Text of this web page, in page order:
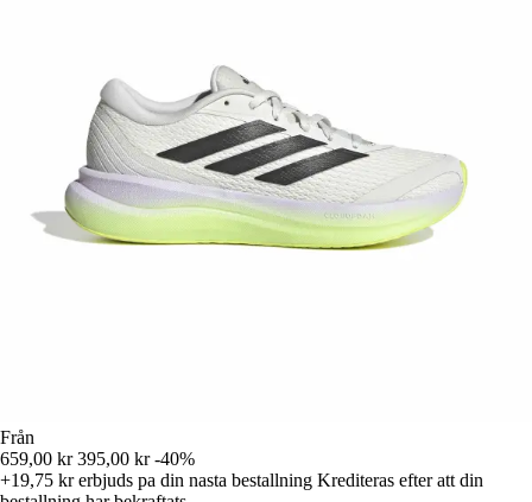
Från
659,00 kr 395,00 kr -40%
+19,75 krerbjuds pa din nasta bestallning Krediteras efter att din